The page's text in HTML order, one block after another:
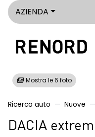
AZIENDA
Mostra le 6 foto
Ricerca auto Nuove
DACIA